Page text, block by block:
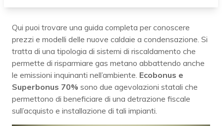
Qui puoi trovare una guida completa per conoscere
prezzi e modelli delle nuove caldaie a condensazione. Si
tratta di una tipologia di sistemi di riscaldamento che
permette di risparmiare gas metano abbattendo anche
le emissioni inquinanti nell’ambiente. Ecobonus e
Superbonus 70% sono due agevolazioni statali che
permettono di beneficiare di una detrazione fiscale
sull’acquisto e installazione di tali impianti.